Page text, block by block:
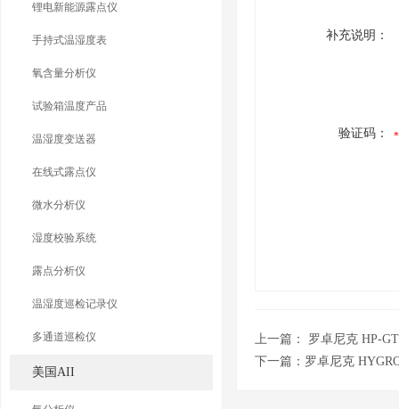
锂电新能源露点仪
手持式温湿度表
氧含量分析仪
试验箱温度产品
温湿度变送器
在线式露点仪
微水分析仪
湿度校验系统
露点分析仪
温湿度巡检记录仪
多通道巡检仪
美国AII
补充说明：
验证码：
上一篇： 罗卓尼克 HP-
下一篇： 罗卓尼克